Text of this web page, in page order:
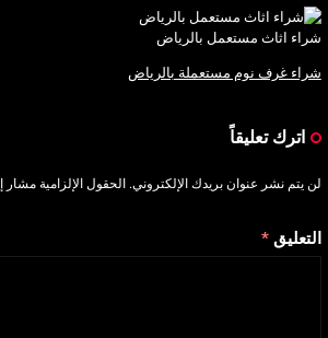
شراء اثاث مستعمل بالرياض
شراء غرف نوم مستعملة بالرياض
اترك تعليقاً
لن يتم نشر عنوان بريدك الإلكتروني. الحقول الإلزامية مشار
التعليق*